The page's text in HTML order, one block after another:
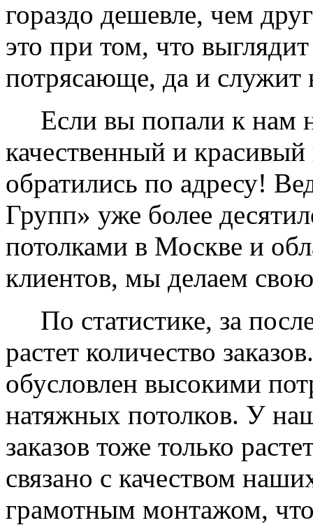
гораздо дешевле, чем
это при том, что
потрясающе, да и служит
Если вы попали к нам
качественный и
обратились по адресу!
Групп» уже более
потолками в Москве и
клиентов, мы делаем
По статистике, за
растет количество
обусловлен высокими
натяжных потолков. У
заказов тоже только
связано с качеством
грамотным монтажом,